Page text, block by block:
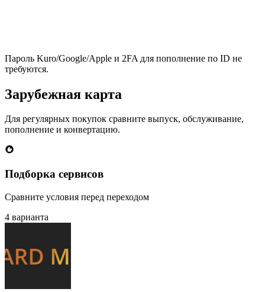
Пароль Kuro/Google/Apple и 2FA для пополнение по ID не
требуются.
Зарубежная карта
Для регулярных покупок сравните выпуск, обслуживание,
пополнение и конвертацию.
Подборка сервисов
Сравните условия перед переходом
4 варианта